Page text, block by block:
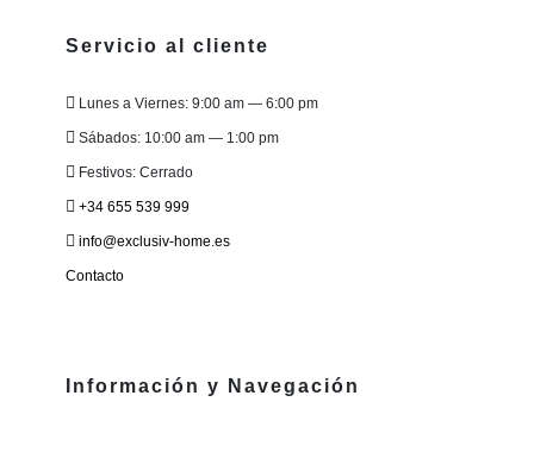
Servicio al cliente
Lunes a Viernes: 9:00 am — 6:00 pm
Sábados: 10:00 am — 1:00 pm
Festivos: Cerrado
+34 655 539 999
info@exclusiv-home.es
Contacto
Información y Navegación